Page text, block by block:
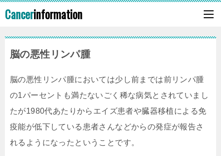
Cancerinformation
脳の悪性リンパ腫
脳の悪性リンパ腫においては少し前までは前リンパ腫
の1パーセントも満たないごく稀な病気とされていまし
たが1980代あたりからエイズ患者や臓器移植による免
疫能が低下している患者さんなどからの発症が報告さ
れるようになったということです。